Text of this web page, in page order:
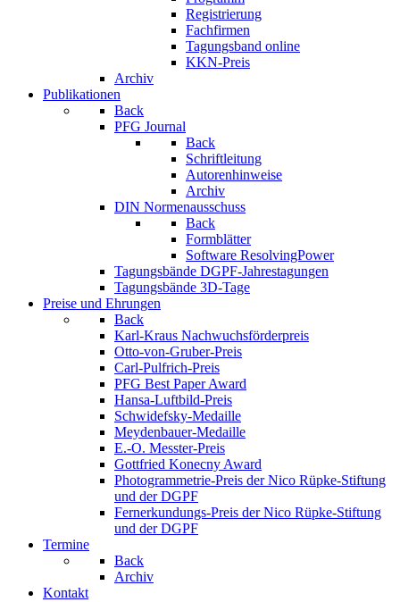
Registrierung
Fachfirmen
Tagungsband online
KKN-Preis
Archiv
Publikationen
Back
PFG Journal
Back
Schriftleitung
Autorenhinweise
Archiv
DIN Normenausschuss
Back
Formblätter
Software ResolvingPower
Tagungsbände DGPF-Jahrestagungen
Tagungsbände 3D-Tage
Preise und Ehrungen
Back
Karl-Kraus Nachwuchsförderpreis
Otto-von-Gruber-Preis
Carl-Pulfrich-Preis
PFG Best Paper Award
Hansa-Luftbild-Preis
Schwidefsky-Medaille
Meydenbauer-Medaille
E.-O. Messter-Preis
Gottfried Konecny Award
Photogrammetrie-Preis der Nico Rüpke-Stiftung
und der DGPF
Fernerkundungs-Preis der Nico Rüpke-Stiftung
und der DGPF
Termine
Back
Archiv
Kontakt